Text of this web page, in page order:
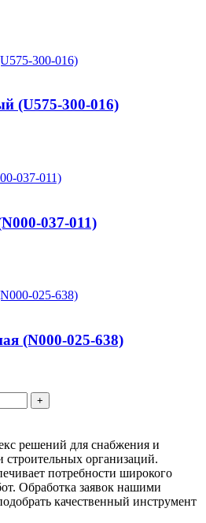
(U575-300-016)
037-011)
(N000-025-638)
+
решений для снабжения и
организаций.
потребности широкого
Обработка заявок нашими
качественный инструмент